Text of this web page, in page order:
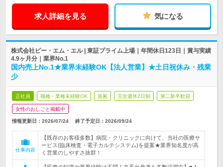
求人詳細を見る 気になる
株式会社ビー・エム・エル | 東証プライム上場｜年間休日123日｜賞与実績
4.9ヶ月分｜業界No.1
国内売上No.1★業界未経験OK【法人営業】★土日祝休み・残業
少
正社員 職種・業種未経験OK 急募 完全週休2日制 第二新卒歓迎
女性のおしごと掲載中
情報更新日：2026/07/24 終了予定日： 2026/09/24
仕事内容
【既存のお客様多数】病院・クリニックに向けて、当社の医療サ
ービス(臨床検査・電子カルテシステム)を提案★業界知名度が高
く営業のしやすさ抜群！